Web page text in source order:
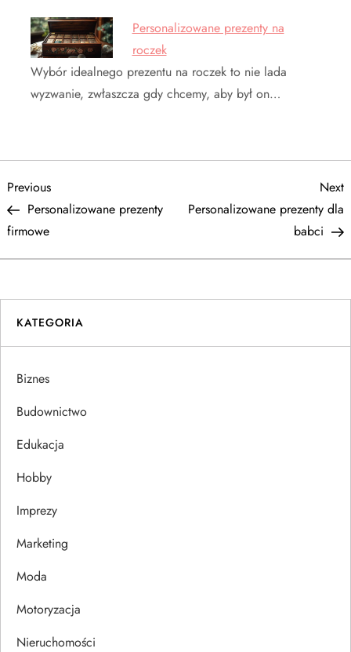
Personalizowane prezenty na
roczek
Wybór idealnego prezentu na roczek to nie lada
wyzwanie, zwłaszcza gdy chcemy, aby był on…
N
a
w
i
g
a
c
a
w
p
Previous
Post
Previous
Personalizowane prezenty
firmowe
Next
Personalizowane prezenty dla
babci
KATEGORIA
Biznes
Budownictwo
Edukacja
Hobby
Imprezy
Marketing
Moda
Motoryzacja
Nieruchomości